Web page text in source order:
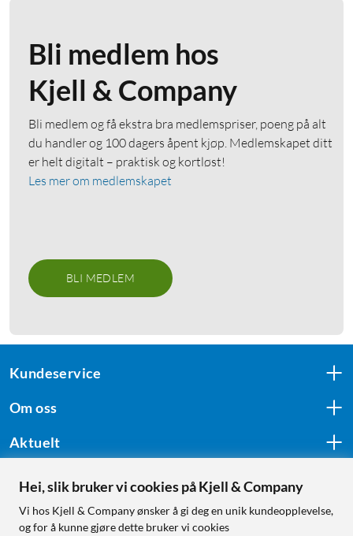
Bli medlem hos
Kjell & Company
Bli medlem og få ekstra bra medlemspriser, poeng på alt
du handler og 100 dagers åpent kjøp. Medlemskapet ditt
er helt digitalt – praktisk og kortløst!
Les mer om medlemskapet
BLI MEDLEM
Kundeservice
Om oss
Aktuelt
Følg oss
Hei, slik bruker vi cookies på Kjell & Company
Vi hos Kjell & Company ønsker å gi deg en unik kundeopplevelse,
og for å kunne gjøre dette bruker vi cookies